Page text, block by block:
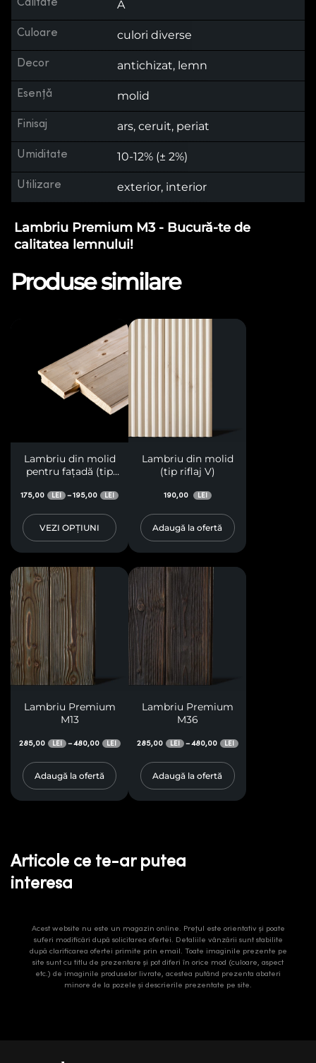
A
Culoare culori diverse
Decor antichizat, lemn
Esență molid
Finisaj ars, ceruit, periat
Umiditate 10-12% (± 2%)
Utilizare exterior, interior
Lambriu Premium M3 - Bucură-te de
calitatea lemnului!
Produse similare
Lambriu din molid
pentru fațadă (tip
175,00 LEI –195,00 LEI
VEZI OPȚIUNI
Lambriu din molid
(tip riflaj V)
190,00 LEI
Adaugă la ofertă
Lambriu Premium
M13
285,00 LEI –480,00 LEI
Adaugă la ofertă
Lambriu Premium
M36
285,00 LEI –480,00 LEI
Adaugă la ofertă
Articole ce te-ar putea
interesa
Acest website nu este un magazin online. Prețul este orientativ și poate
suferi modificări după solicitarea ofertei. Detaliile vânzării sunt stabilite
după clarificarea ofertei primite prin email. Toate imaginile prezente pe
site sunt cu titlu de prezentare și pot diferi în orice mod (culoare, aspect
etc.) de imaginile produselor livrate, acestea putând prezenta abateri
minore de la pozele și descrierile prezentate pe site.